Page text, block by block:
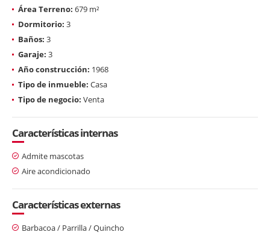
Área Terreno: 679 m²
Dormitorio: 3
Baños: 3
Garaje: 3
Año construcción: 1968
Tipo de inmueble: Casa
Tipo de negocio: Venta
Características internas
Admite mascotas
Aire acondicionado
Características externas
Barbacoa / Parrilla / Quincho